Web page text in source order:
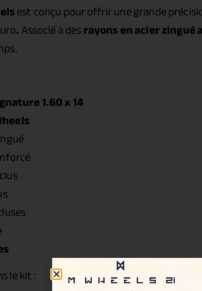
est conçu pour offrir une grande
.Associé à desrayons en acier zingué
1.60 x 14
le kit :